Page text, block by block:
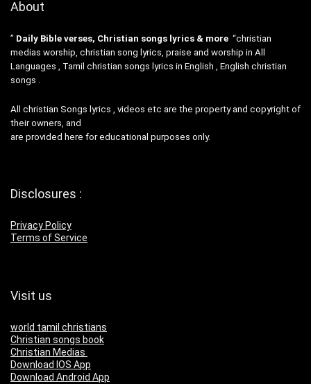
About
” Daily Bible verses, Christian songs lyrics & more “christian
medias worship, christian song lyrics, praise and worship in All
Languages , Tamil christian songs lyrics in English , English christian
songs .
All christian Songs lyrics , videos etc are the property and copyright of
their owners, and
are provided here for educational purposes only.
Disclosures :
Privacy Policy
Terms of Service
Visit us
world tamil christians
Christian songs book
Christian Medias
Download IOS App
Download Android App